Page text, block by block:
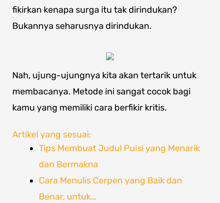
fikirkan kenapa surga itu tak dirindukan?
Bukannya seharusnya dirindukan.
Nah, ujung-ujungnya kita akan tertarik untuk
membacanya. Metode ini sangat cocok bagi
kamu yang memiliki cara berfikir kritis.
Artikel yang sesuai:
Tips Membuat Judul Puisi yang Menarik
dan Bermakna
Cara Menulis Cerpen yang Baik dan
Benar, untuk…